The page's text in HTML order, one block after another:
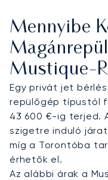
rugalmasságot
közvetlen érkezést
Bizonyított
megközelítést
leszállások
elengedhetetlen a
esetében. Ez az
hogy repülését
nyugalommal és
Mustique exkluzív
Mennyibe
Mustique-
Egy privát jet
repülőgép típustól
43 600 €-ig terjed.
szigetre induló
míg a Torontóba
érhetők el.
Az alábbi árak a